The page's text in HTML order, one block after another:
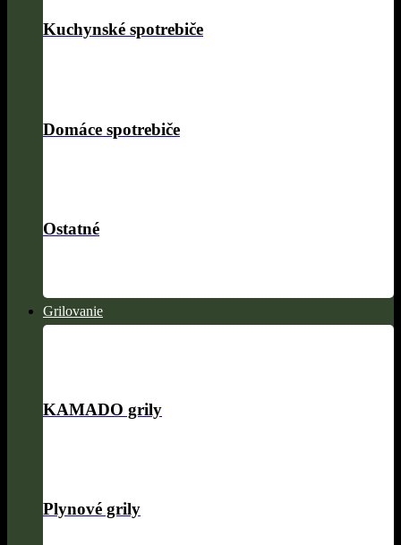
Kuchynské spotrebiče
Domáce spotrebiče
Ostatné
Grilovanie
KAMADO grily
Plynové grily